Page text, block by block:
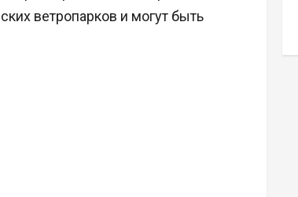
ветропарков и могут быть